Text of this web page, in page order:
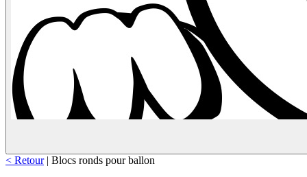
< Retour | Blocs ronds pour ballon